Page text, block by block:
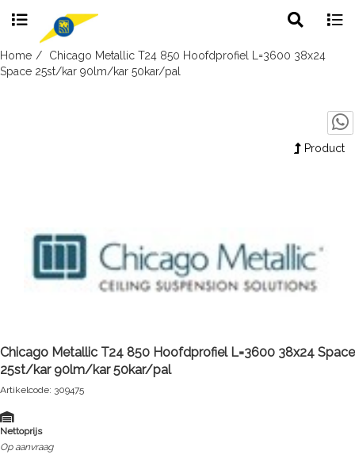
Skip
to
search
Home
Chicago Metallic T24 850 Hoofdprofiel L=3600 38x24
Space 25st/kar 90lm/kar 50kar/pal
Product
Chicago Metallic T24 850 Hoofdprofiel L=3600 38x24 Space
25st/kar 90lm/kar 50kar/pal
Artikelcode: 309475
Nettoprijs
Op aanvraag